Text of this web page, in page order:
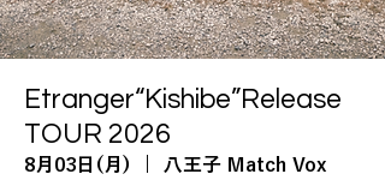
Etranger“Kishibe”Release
TOUR 2026
8月03日(月) 八王子 Match Vox